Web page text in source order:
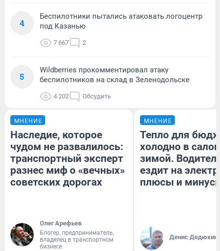
4
Беспилотники пытались атаковать логоцентр
под Казанью
7 667 2
5
Wildberries прокомментировал атаку
беспилотников на склад в Зеленодольске
4 202 Обсудить
МНЕНИЕ
Наследие, которое
чудом не развалилось:
транспортный эксперт
разнес миф о «вечных»
советских дорогах
Олег Арефьев
Блогер, предприниматель,
владелец в транспортном
бизнесе
МНЕНИЕ
Тепло для
холодно в
зимой.
ездит на
плюсы и
Денис Дедюхин